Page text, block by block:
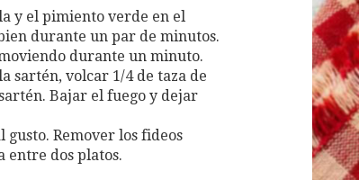
y el pimiento verde en el
durante un par de minutos.
durante un minuto.
sartén, volcar 1/4 de taza de
Bajar el fuego y dejar
Remover los fideos
entre dos platos.